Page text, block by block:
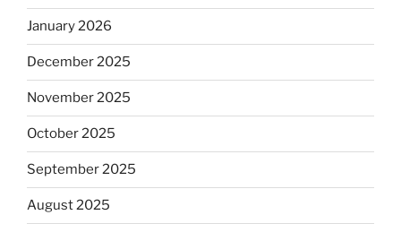
January 2026
December 2025
November 2025
October 2025
September 2025
August 2025